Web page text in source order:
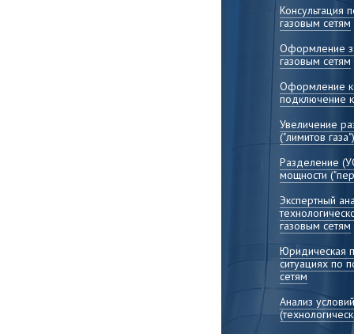
вопросам
Консультация
газовым сетям
Оформление
газовым сетям
Оформление
подключение
Увеличение
("лимитов газа")
Разделение
мощности
Экспертный
газовым сетям
Юридическая
ситуациях по
сетям
Анализ